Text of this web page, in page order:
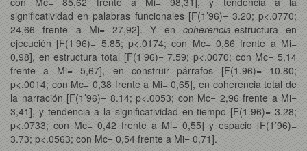
significatividad en palabras funcionales [F(1’96)= 3.20; p<.0770;
24,66 frente a Mi= 27,92]. Y en coherencia-estructura en
ejecución [F(1’96)= 5.85; p<.0174; con Mc= 0,86 frente a Mi=
0,98], en estructura total [F(1’96)= 7.59; p<.0070; con Mc= 5,14
frente a Mi= 5,67], en construir párrafos [F(1.96)= 10.80;
p<.0014; con Mc= 0,38 frente a Mi= 0,65], en coherencia total de
la narración [F(1’96)= 8.14; p<.0053; con Mc= 2,96 frente a Mi=
3,41], y tendencia a la significatividad en tiempo [F(1.96)= 3.28;
p<.0733; con Mc= 0,42 frente a Mi= 0,55] y espacio [F(1’96)=
3.73; p<.0563; con Mc= 0,54 frente a Mi= 0,71].